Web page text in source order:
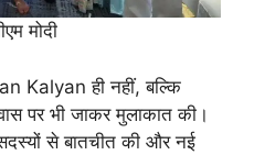
मोदी
Kalyan ही नहीं, बल्कि
पर भी जाकर मुलाकात की।
से बातचीत की और नई